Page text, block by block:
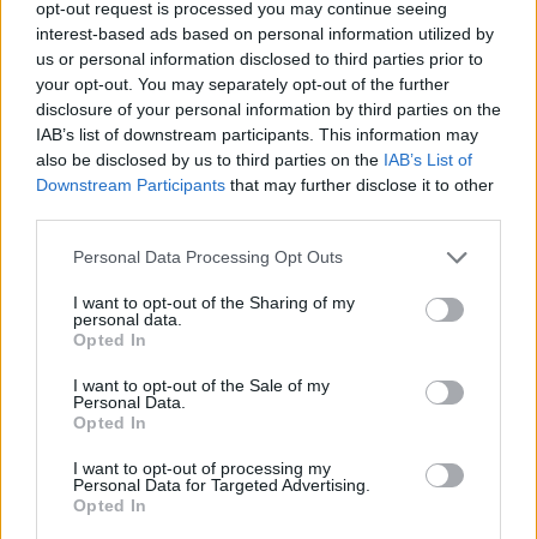
opt-out request is processed you may continue seeing
interest-based ads based on personal information utilized by
us or personal information disclosed to third parties prior to
your opt-out. You may separately opt-out of the further
disclosure of your personal information by third parties on the
IAB’s list of downstream participants. This information may
also be disclosed by us to third parties on the IAB’s List of
Downstream Participants that may further disclose it to other
Personal Data Processing Opt Outs
I want to opt-out of the Sharing of my
personal data.
Opted In
I want to opt-out of the Sale of my
Personal Data.
Opted In
I want to opt-out of processing my
Personal Data for Targeted Advertising.
Opted In
ΕΛΛΑΔΑ ΟΙΚΟΝΟΜΙΑ
Μειωμένη σύνταξη στα 62: Ποιοι
κερδίζουν έως 86.000 ευρώ
9 Αυγούστου 2026 12:18
ΝΟΜΌΣ ΧΑΝΊΩΝ
Τρόμος στο κέντρο των Χανίων:
24χρονος κλείδωσε 17χρονη στο σπίτι
Δημοφιλή αυτή την εβδομάδα